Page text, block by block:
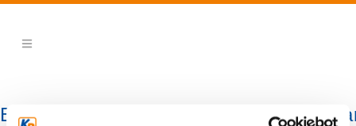
Betriebswirt/in | Kaufmann/-frau |